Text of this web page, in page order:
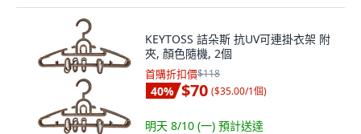
KEYTOSS 詰朵斯 抗UV可連掛衣架 附
夾, 顏色隨機, 2個
首購折扣價$118
40% $70 ($35.00/1個)
明天 8/10 (一) 預計送達